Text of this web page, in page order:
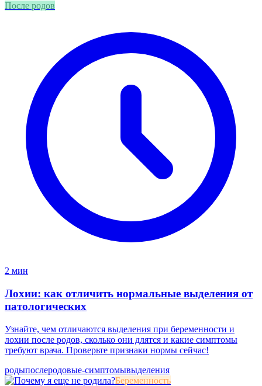
После родов
2 мин
Лохии: как отличить нормальные выделения от
патологических
Узнайте, чем отличаются выделения при беременности и
лохии после родов, сколько они длятся и какие симптомы
требуют врача. Проверьте признаки нормы сейчас!
родыпослеродовые-симптомывыделения
Беременность